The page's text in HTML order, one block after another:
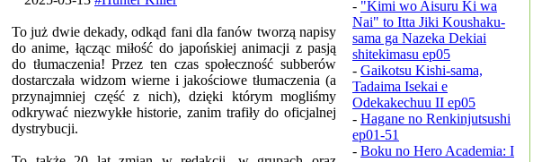
To już dwie dekady, odkąd fani dla fanów tworzą napisy
do anime, łącząc miłość do japońskiej animacji z pasją
do tłumaczenia! Przez ten czas społeczność subberów
dostarczała widzom wierne i jakościowe tłumaczenia (a
przynajmniej część z nich), dzięki którym mogliśmy
odkrywać niezwykłe historie, zanim trafiły do oficjalnej
dystrybucji.
- "Kimi wo Aisuru Ki wa
Nai" to Itta Jiki Koushaku-
sama ga Nazeka Dekiai
shitekimasu ep05
- Gaikotsu Kishi-sama,
Tadaima Isekai e
Odekakechuu II ep05
- Hagane no Renkinjutsushi
ep01-51
- Boku no Hero Academia: I